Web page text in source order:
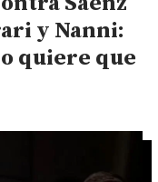
y Nanni:
quiere que